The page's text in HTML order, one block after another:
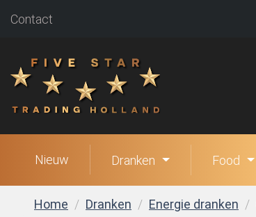
Contact
Nieuw Dranken Food
Home Dranken Energie dranken